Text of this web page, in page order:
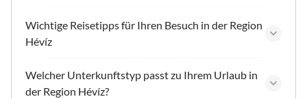
Wichtige Reisetipps für Ihren Besuch in der Region
Hévíz
Welcher Unterkunftstyp passt zu Ihrem Urlaub in
der Region Hévíz?